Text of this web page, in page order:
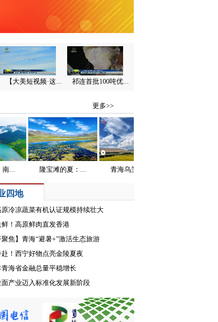
【大美短视频·这... 祁连首批100吨优...
四地
冷凉蔬菜有机认证规模持续壮大
！高原鲜肉直发香港
焦】青海“避暑+”激活生态旅游
！西宁好物点亮金陵夏夜
海省金融总量平稳增长
产业迈入标准化发展新阶段